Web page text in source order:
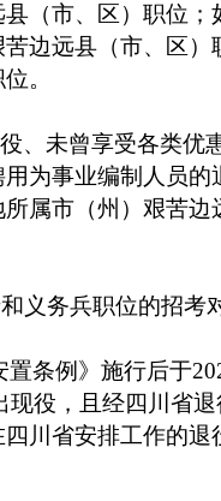
（市、区）职位；
边远县（市、区）
。
役、未曾享受各类优
用为事业编制人员
属市（州）艰苦边
义务兵职位的招考
条例》施行后于
现役，且经四川省
川省安排工作的退